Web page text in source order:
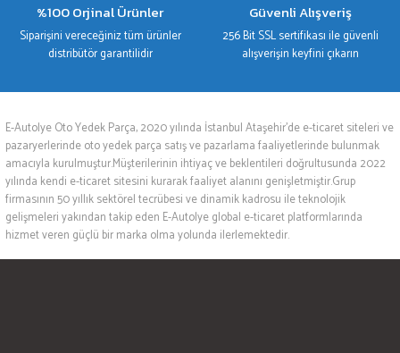
%100 Orjinal Ürünler
Siparişini vereceğiniz tüm ürünler
distribütör garantilidir
Güvenli Alışveriş
256 Bit SSL sertifikası ile güvenli
alışverişin keyfini çıkarın
E-Autolye Oto Yedek Parça, 2020 yılında İstanbul Ataşehir’de e-ticaret siteleri ve
pazaryerlerinde oto yedek parça satış ve pazarlama faaliyetlerinde bulunmak
amacıyla kurulmuştur.Müşterilerinin ihtiyaç ve beklentileri doğrultusunda 2022
yılında kendi e-ticaret sitesini kurarak faaliyet alanını genişletmiştir.Grup
firmasının 50 yıllık sektörel tecrübesi ve dinamik kadrosu ile teknolojik
gelişmeleri yakından takip eden E-Autolye global e-ticaret platformlarında
hizmet veren güçlü bir marka olma yolunda ilerlemektedir.